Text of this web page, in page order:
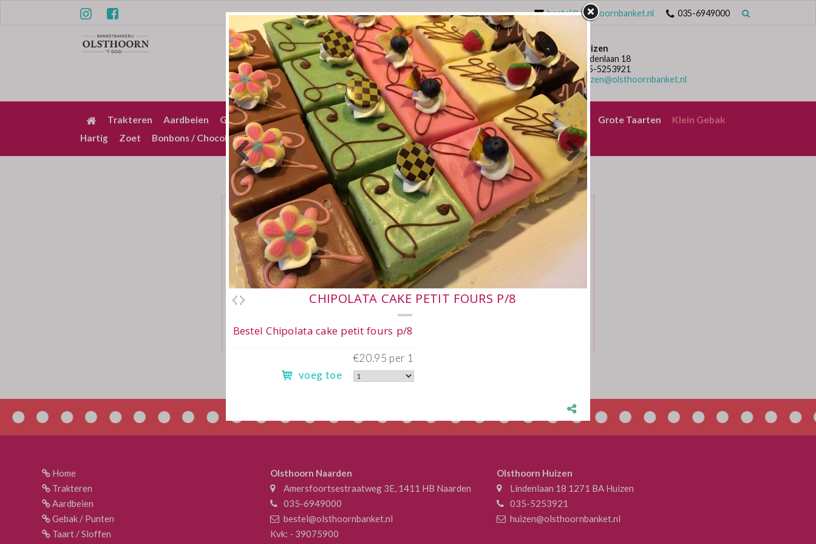
bestel@olsthoornbanket.nl 035-6949000
Naarden
Amersfoortsestraatweg 3E
035-6949000
bestel@olsthoornbanket.nl
Huizen
Lindenlaan 18
035-5253921
huizen@olsthoornbanket.nl
Trakteren Aardbeien Gebak / Punten Taart / Sloffen Groot Brood Klein Brood Desem/Borrelbrood Grote Taarten
Klein Gebak
Hartig
Zoet Bonbons / Chocolade Bezorgkosten Dieet/allergie Gevuld Brood Werken Bij
CHIPOLATA CAKE PETIT
FOURS P/8
Bestel Chipolata cake petit fours
Home
Trakteren
Aardbeien
Gebak / Punten
Taart / Sloffen
Olsthoorn Naarden
Amersfoortsestraatweg 3E, 1411 HB Naarden
035-6949000
bestel@olsthoornbanket.nl
Kvk: - 39075900
Olsthoorn Huizen
Lindenlaan 18 1271 BA Huizen
035-5253921
huizen@olsthoornbanket.nl